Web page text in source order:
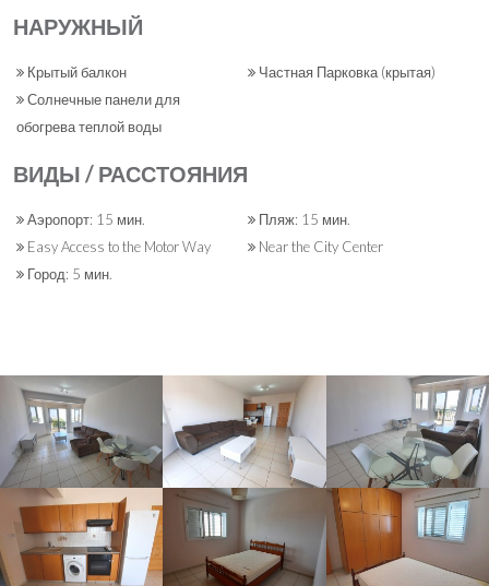
НАРУЖНЫЙ
Крытый балкон
Частная Парковка (крытая)
Солнечные панели для
обогрева теплой воды
ВИДЫ / РАССТОЯНИЯ
Аэропорт: 15 мин.
Пляж: 15 мин.
Easy Access to the Motor Way
Near the City Center
Город: 5 мин.